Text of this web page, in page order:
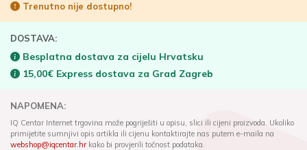
Trenutno nije dostupno!
DOSTAVA:
Besplatna dostava za cijelu Hrvatsku
15,00€ Express dostava za Grad Zagreb
NAPOMENA:
IQ Centar Internet trgovina može pogriješiti u opisu, slici ili cijeni proizvoda. Ukoliko
primijetite sumnjivi opis artikla ili cijenu kontaktirajte nas putem e-maila na
webshop@iqcentar.hrkako bi provjerili točnost podataka.